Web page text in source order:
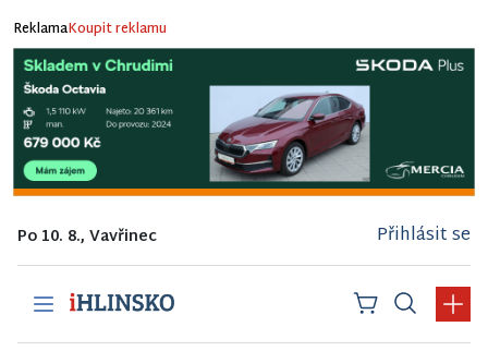
ReklamaKoupit reklamu
Po 10. 8., Vavřinec Přihlásit se